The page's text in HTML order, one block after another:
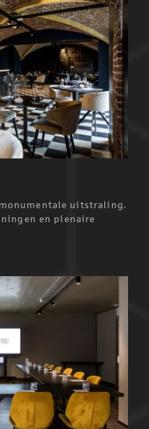
uitstraling.
en plenaire